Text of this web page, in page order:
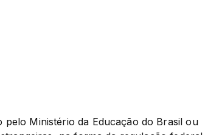
Ministério da Educação do Brasil ou